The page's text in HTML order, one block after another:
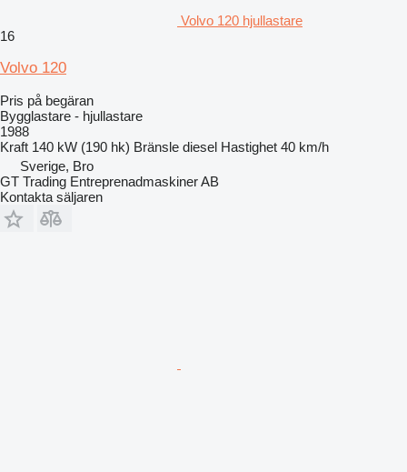
Volvo 120 hjullastare
16
Volvo 120
Pris på begäran
Bygglastare - hjullastare
1988
Kraft 140 kW (190 hk) Bränsle diesel Hastighet 40 km/h
Sverige, Bro
GT Trading Entreprenadmaskiner AB
Kontakta säljaren